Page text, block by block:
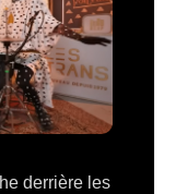
derrière les